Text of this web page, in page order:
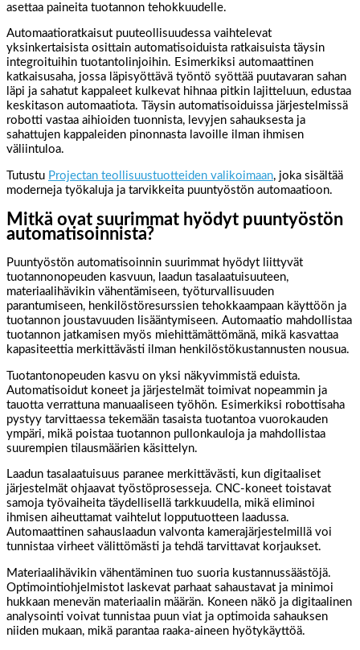
asettaa paineita tuotannon tehokkuudelle.
Automaatioratkaisut puuteollisuudessa vaihtelevat
yksinkertaisista osittain automatisoiduista ratkaisuista täysin
integroituihin tuotantolinjoihin. Esimerkiksi automaattinen
katkaisusaha, jossa läpisyöttävä työntö syöttää puutavaran sahan
läpi ja sahatut kappaleet kulkevat hihnaa pitkin lajitteluun, edustaa
keskitason automaatiota. Täysin automatisoiduissa järjestelmissä
robotti vastaa aihioiden tuonnista, levyjen sahauksesta ja
sahattujen kappaleiden pinonnasta lavoille ilman ihmisen
väliintuloa.
Tutustu Projectan teollisuustuotteiden valikoimaan, joka sisältää
moderneja työkaluja ja tarvikkeita puuntyöstön automaatioon.
Mitkä ovat suurimmat hyödyt puuntyöstön
automatisoinnista?
Puuntyöstön automatisoinnin suurimmat hyödyt liittyvät
tuotannonopeuden kasvuun, laadun tasalaatuisuuteen,
materiaalihävikin vähentämiseen, työturvallisuuden
parantumiseen, henkilöstöresurssien tehokkaampaan käyttöön ja
tuotannon joustavuuden lisääntymiseen. Automaatio mahdollistaa
tuotannon jatkamisen myös miehittämättömänä, mikä kasvattaa
kapasiteettia merkittävästi ilman henkilöstökustannusten nousua.
Tuotantonopeuden kasvu on yksi näkyvimmistä eduista.
Automatisoidut koneet ja järjestelmät toimivat nopeammin ja
tauotta verrattuna manuaaliseen työhön. Esimerkiksi robottisaha
pystyy tarvittaessa tekemään tasaista tuotantoa vuorokauden
ympäri, mikä poistaa tuotannon pullonkauloja ja mahdollistaa
suurempien tilausmäärien käsittelyn.
Laadun tasalaatuisuus paranee merkittävästi, kun digitaaliset
järjestelmät ohjaavat työstöprosesseja. CNC-koneet toistavat
samoja työvaiheita täydellisellä tarkkuudella, mikä eliminoi
ihmisen aiheuttamat vaihtelut lopputuotteen laadussa.
Automaattinen sahauslaadun valvonta kamerajärjestelmillä voi
tunnistaa virheet välittömästi ja tehdä tarvittavat korjaukset.
Materiaalihävikin vähentäminen tuo suoria kustannussäästöjä.
Optimointiohjelmistot laskevat parhaat sahaustavat ja minimoi
hukkaan menevän materiaalin määrän. Koneen näkö ja digitaalinen
analysointi voivat tunnistaa puun viat ja optimoida sahauksen
niiden mukaan, mikä parantaa raaka-aineen hyötykäyttöä.